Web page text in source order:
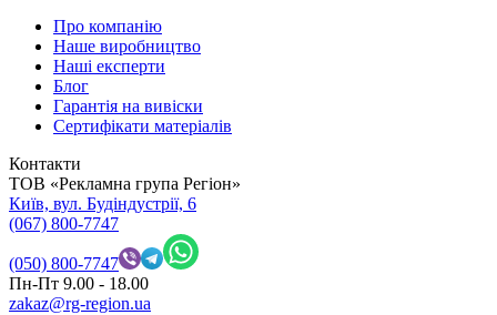
Про компанію
Наше виробництво
Наші експерти
Блог
Гарантія на вивіски
Сертифікати матеріалів
Контакти
ТОВ «Рекламна група Регіон»
Київ, вул. Будіндустрії, 6
(067) 800-7747
(050) 800-7747
Пн-Пт 9.00 - 18.00
zakaz@rg-region.ua